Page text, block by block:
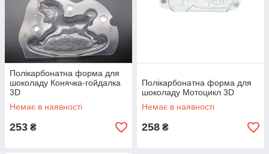
Полікарбонатна форма для
шоколаду Конячка-гойдалка
3D
Немає в наявності
253 ₴
Полікарбонатна форма для
шоколаду Мотоцикл 3D
Немає в наявності
258 ₴